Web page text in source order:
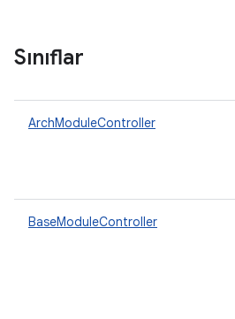
Sınıflar
ArchModuleController
BaseModuleController